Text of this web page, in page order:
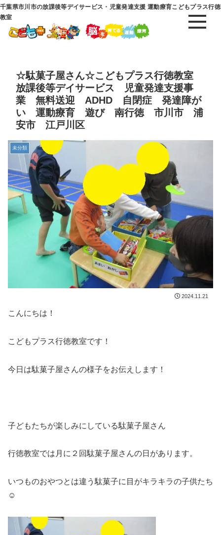
千葉県市川市の放課後等デイサービス・児童発達支援 運動療育こどもプラス行徳
教室
☆駄菓子屋さん☆こどもプラス行徳教室
放課後等デイサービス 児童発達支援事
業 無料送迎 ADHD 自閉症 発達障が
い 運動療育 遊び 南行徳 市川市 浦
安市 江戸川区
未分類
2024.11.21
こんにちは！
こどもプラス行徳教室です！
今日は駄菓子屋さんの様子をお伝えします！
子どもたちが楽しみにしている駄菓子屋さん
行徳教室では月に２回駄菓子屋さんの日があります。
いつものおやつとは違う駄菓子に目がキラキラの子供たち
☺